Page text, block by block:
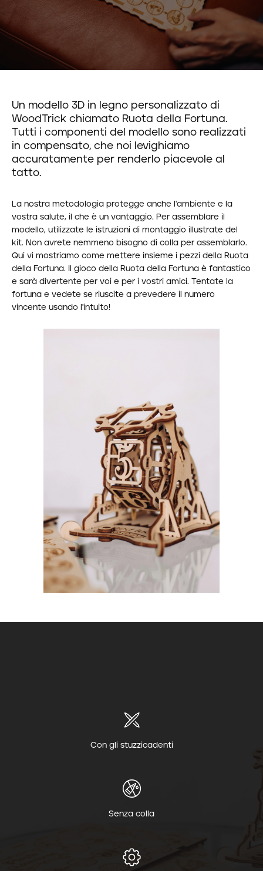
Un modello 3D in legno personalizzato di
WoodTrick chiamato Ruota della Fortuna.
Tutti i componenti del modello sono realizzati
in compensato, che noi levighiamo
accuratamente per renderlo piacevole al
tatto.
La nostra metodologia protegge anche l'ambiente e la
vostra salute, il che è un vantaggio. Per assemblare il
modello, utilizzate le istruzioni di montaggio illustrate del
kit. Non avrete nemmeno bisogno di colla per assemblarlo.
Qui vi mostriamo come mettere insieme i pezzi della Ruota
della Fortuna. Il gioco della Ruota della Fortuna è fantastico
e sarà divertente per voi e per i vostri amici. Tentate la
fortuna e vedete se riuscite a prevedere il numero
vincente usando l'intuito!
Con gli stuzzicadenti
Senza colla